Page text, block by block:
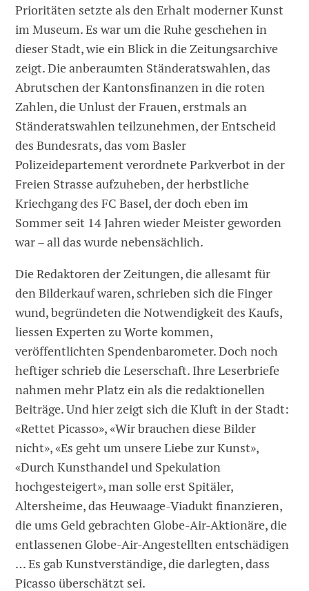
Prioritäten setzte als den Erhalt moderner Kunst
im Museum. Es war um die Ruhe geschehen in
dieser Stadt, wie ein Blick in die Zeitungsarchive
zeigt. Die anberaumten Ständeratswahlen, das
Abrutschen der Kantonsfinanzen in die roten
Zahlen, die Unlust der Frauen, erstmals an
Ständeratswahlen teilzunehmen, der Entscheid
des Bundesrats, das vom Basler
Polizeidepartement verordnete Parkverbot in der
Freien Strasse aufzuheben, der herbstliche
Kriechgang des FC Basel, der doch eben im
Sommer seit 14 Jahren wieder Meister geworden
war – all das wurde nebensächlich.
Die Redaktoren der Zeitungen, die allesamt für
den Bilderkauf waren, schrieben sich die Finger
wund, begründeten die Notwendigkeit des Kaufs,
liessen Experten zu Worte kommen,
veröffentlichten Spendenbarometer. Doch noch
heftiger schrieb die Leserschaft. Ihre Leserbriefe
nahmen mehr Platz ein als die redaktionellen
Beiträge. Und hier zeigt sich die Kluft in der Stadt:
«Rettet Picasso», «Wir brauchen diese Bilder
nicht», «Es geht um unsere Liebe zur Kunst»,
«Durch Kunsthandel und Spekulation
hochgesteigert», man solle erst Spitäler,
Altersheime, das Heuwaage-Viadukt finanzieren,
die ums Geld gebrachten Globe-Air-Aktionäre, die
entlassenen Globe-Air-Angestellten entschädigen
… Es gab Kunstverständige, die darlegten, dass
Picasso überschätzt sei.